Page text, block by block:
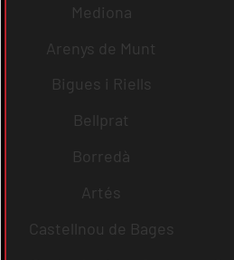
Mediona
Arenys de Munt
Bigues i Riells
Bellprat
Borredà
Artés
Castellnou de Bages